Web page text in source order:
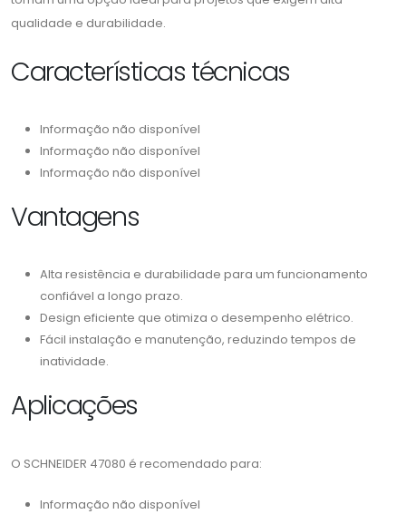
qualidade e durabilidade.
Características técnicas
Informação não disponível
Informação não disponível
Informação não disponível
Vantagens
Alta resistência e durabilidade para um funcionamento
confiável a longo prazo.
Design eficiente que otimiza o desempenho elétrico.
Fácil instalação e manutenção, reduzindo tempos de
inatividade.
Aplicações
O SCHNEIDER 47080 é recomendado para:
Informação não disponível